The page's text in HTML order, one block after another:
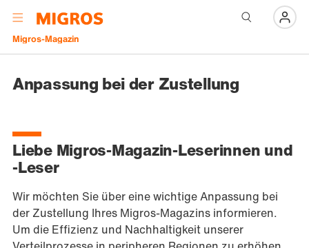
Menü
Migros-Magazin
Anpassung bei der Zustellung
Liebe Migros-Magazin-Leserinnen und
-Leser
Wir möchten Sie über eine wichtige Anpassung bei
der Zustellung Ihres Migros-Magazins informieren.
Um die Effizienz und Nachhaltigkeit unserer